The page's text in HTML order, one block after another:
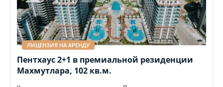
ЛИЦЕНЗИЯ НА АРЕНДУ
Пентхаус 2+1 в премиальной резиденции
Махмутлара, 102 кв.м.